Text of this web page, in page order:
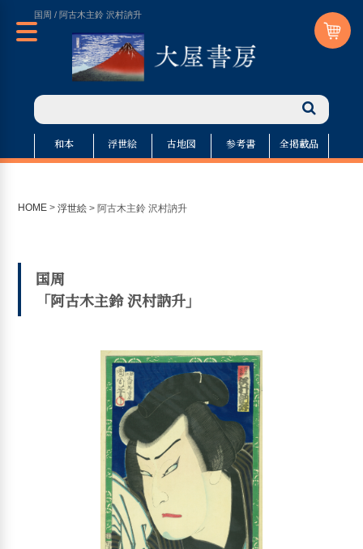
国周 / 阿古木主鈴 沢村訥升
和本 浮世絵 古地図 参考書 全掲載品
HOME >浮世絵 >阿古木主鈴 沢村訥升
国周
「阿古木主鈴 沢村訥升」